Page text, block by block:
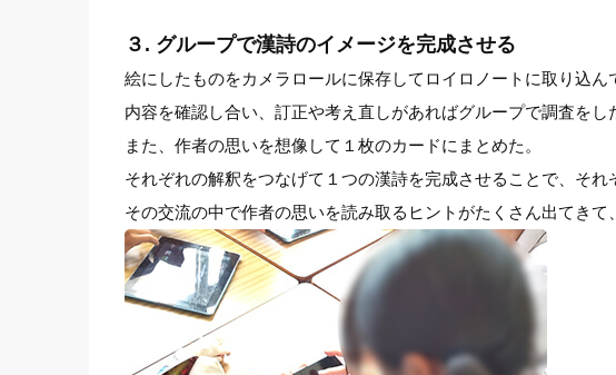
３. グループで漢詩のイメージを完成させる
絵にしたものをカメラロールに保存してロイロノートに取り込ん
内容を確認し合い、訂正や考え直しがあればグループで調査をし
また、作者の思いを想像して１枚のカードにまとめた。
それぞれの解釈をつなげて１つの漢詩を完成させることで、それ
その交流の中で作者の思いを読み取るヒントがたくさん出てきて